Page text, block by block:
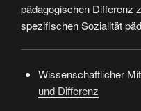
pädagogischen Differenz
spezifischen Sozialität
Wissenschaftlicher
und Differenz